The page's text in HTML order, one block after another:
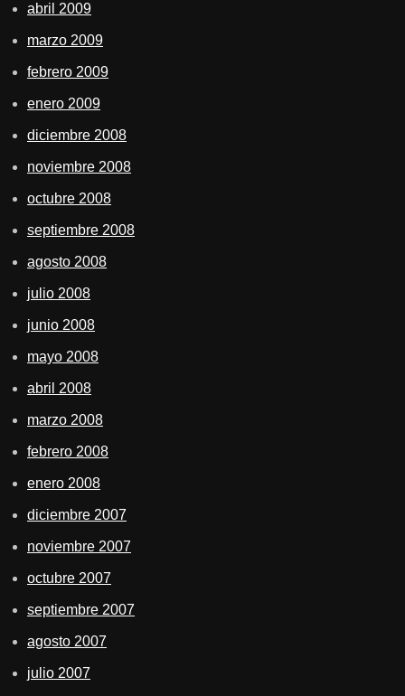
abril 2009
marzo 2009
febrero 2009
enero 2009
diciembre 2008
noviembre 2008
octubre 2008
septiembre 2008
agosto 2008
julio 2008
junio 2008
mayo 2008
abril 2008
marzo 2008
febrero 2008
enero 2008
diciembre 2007
noviembre 2007
octubre 2007
septiembre 2007
agosto 2007
julio 2007